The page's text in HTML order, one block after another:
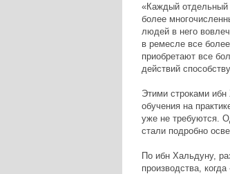
«Каждый отдельный
более
людей в него
в ремесле все
приобретают все
действий
Этими строками ибн
обучения на
уже не требуются.
стали подробно
По ибн Хальдуну,
производства,